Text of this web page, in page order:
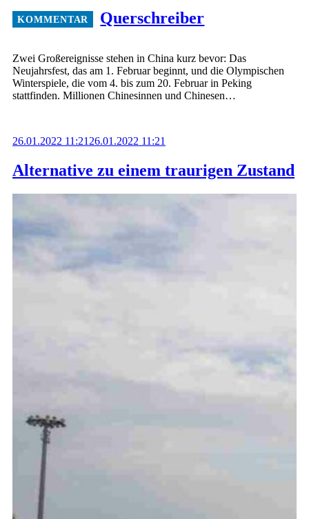
Querschreiber
Zwei Großereignisse stehen in China kurz bevor: Das
Neujahrsfest, das am 1. Februar beginnt, und die Olympischen
Winterspiele, die vom 4. bis zum 20. Februar in Peking
stattfinden. Millionen Chinesinnen und Chinesen…
Alternative zu einem traurigen Zustand
26.01.2022 11:21 26.01.2022 11:21